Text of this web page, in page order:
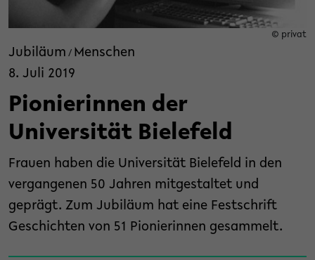
© privat
Jubiläum / Menschen
8. Juli 2019
Pionierinnen der
Universität Bielefeld
Frauen haben die Universität Bielefeld in den
vergangenen 50 Jahren mitgestaltet und
geprägt. Zum Jubiläum hat eine Festschrift
Geschichten von 51 Pionierinnen gesammelt.